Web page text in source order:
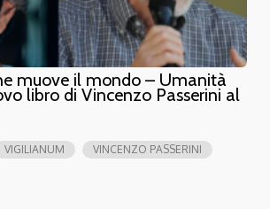
muove il mondo – Umanità
libro di Vincenzo Passerini al
VIGILIANUM
VINCENZO PASSERINI